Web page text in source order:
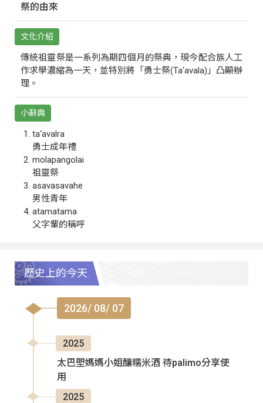
祭的由來
文化介紹
傳統祖靈祭是一系列為期四個月的祭典，現今配合族人工
作求學濃縮為一天，並特別將「勇士祭(Ta‘avala)」凸顯辦
理。
小辭典
ta‘avalra
勇士成年禮
molapangolai
祖靈祭
asavasavahe
男性青年
atamatama
父字輩的稱呼
歷史上的今天
2026/ 08/ 07
2025
太巴塱媽媽小姐釀糯米酒 待palimo分享使
用
2025